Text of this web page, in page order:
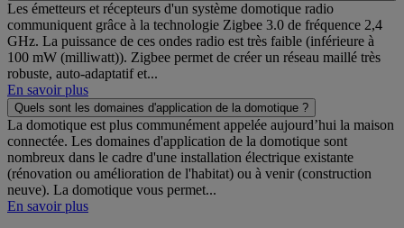
Les émetteurs et récepteurs d'un système domotique radio
communiquent grâce à la technologie Zigbee 3.0 de fréquence 2,4
GHz. La puissance de ces ondes radio est très faible (inférieure à
100 mW (milliwatt)). Zigbee permet de créer un réseau maillé très
robuste, auto-adaptatif et...
En savoir plus
Quels sont les domaines d'application de la domotique ?
La domotique est plus communément appelée aujourd’hui la maison
connectée. Les domaines d'application de la domotique sont
nombreux dans le cadre d'une installation électrique existante
(rénovation ou amélioration de l'habitat) ou à venir (construction
neuve). La domotique vous permet...
En savoir plus